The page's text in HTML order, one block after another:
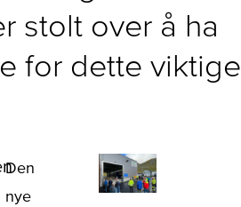
stolt over å ha
for dette viktige
Den
nye